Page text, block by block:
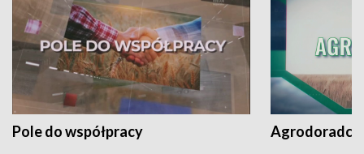
Pole do współpracy Agrodoradcy